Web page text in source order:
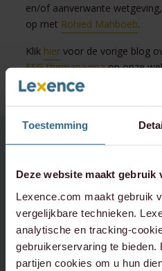
Toestemming
Deze website maakt gebruik
Lexence.com maakt gebruik
vergelijkbare technieken.
analytische en tracking-
gebruikerservaring te bieden.
partijen cookies om u hun
en/of aanverwante
op met Rohied Mahboeb.
Klik hier voor de vorige blog
ESG themapaginaop onze
over dit onderwerp.
onderwerp,
neem contact
Rohied Mahboeb